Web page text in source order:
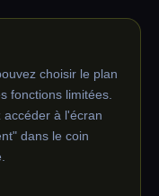
choisir le plan
fonctions limitées.
accéder à l'écran
dans le coin